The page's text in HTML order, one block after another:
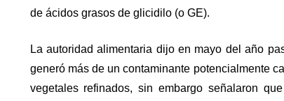
de ácidos grasos de glicidilo (o GE).
La autoridad alimentaria dijo en mayo del año
generó más de un contaminante potencialmente
vegetales refinados, sin embargo señalaron